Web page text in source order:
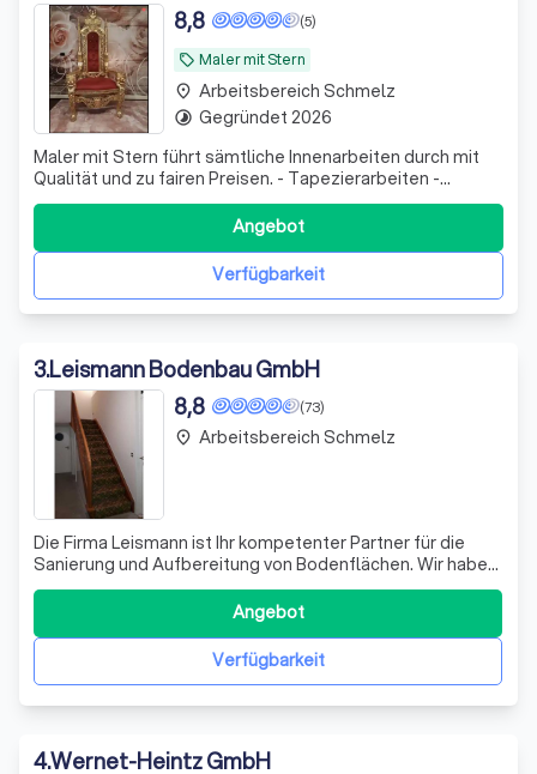
local_offer Maler mit Stern
(5)
8,8
Maler mit Stern führt sämtliche Innenarbeiten durch mit
Qualität und zu fairen Preisen. - Tapezierarbeiten -
Anstricharbeiten - Bodenverlegung von Laminat ect
Verfügbarkeit
Angebot
place Arbeitsbereich Schmelz
timelapse Gegründet 2026
3.Leismann Bodenbau GmbH
(73)
8,8
Die Firma Leismann ist Ihr kompetenter Partner für die
Sanierung und Aufbereitung von Bodenflächen. Wir haben
uns auf die Verlegung hochwertiger Vinylböden, die
fachgerechte Aufbereitung bestehender Parkettböden
sowie das Setzen neuer Innentüren spezialisiert. Unsere
Leidenschaft für Qualität und Ve
Verfügbarkeit
Angebot
place Arbeitsbereich Schmelz
4.Wernet-Heintz GmbH